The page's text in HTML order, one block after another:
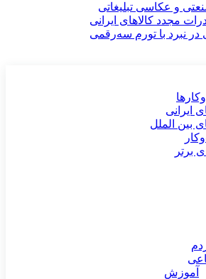
و عکاسی تبلیغاتی
مجدد کالاهای ایرانی
ایرانی
بین الملل
برتر
آموزش